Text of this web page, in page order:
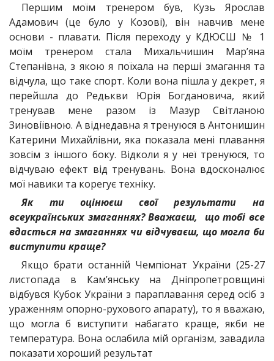
Першим моїм тренером був, Кузь Ярослав
Адамович (це було у Козові), він навчив мене
основи - плавати. Після переходу у КДЮСШ № 1
моїм тренером стала Михальчишин Мар’яна
Степанівна, з якою я поїхала на перші змагання та
відчула, що таке спорт. Коли вона пішла у декрет, я
перейшла до Редькви Юрія Богдановича, який
тренував мене разом із Мазур Світланою
Зиновіївною. А віднедавна я тренуюся в Антонишин
Катерини Михайлівни, яка показала мені плавання
зовсім з іншого боку. Відколи я у неї тренуюся, то
відчуваю ефект від тренувань. Вона вдосконалює
мої навики та корегує техніку.
Як ти оцінюєш свої результати на
всеукраїнських змаганнях? Вважаєш, що тобі все
вдасться на змаганнях чи відчуваєш, що могла би
виступити краще?
Якщо брати останній Чемпіонат України (25-27
листопада в Кам’янську на Дніпропетровщині
відбувся Кубок України з параплавання серед осіб з
ураженням опорно-рухового апарату), то я вважаю,
що могла б виступити набагато краще, якби не
температура. Вона ослабила мій організм, завадила
показати хороший результат